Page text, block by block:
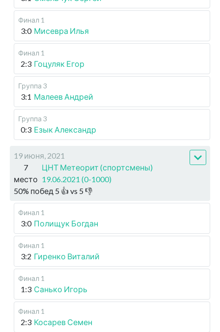
Финал 1
3:0 Мисевра Илья
Финал 1
2:3 Гоцуляк Егор
Группа 3
3:1 Малеев Андрей
Группа 3
0:3 Езык Александр
19 июня, 2021
7
место
ЦНТ Метеорит (спортсмены)
19.06.2021 (0-1000)
50% побед 5 👍 vs 5 👎
Финал 1
3:0 Полищук Богдан
Финал 1
3:2 Гиренко Виталий
Финал 1
1:3 Санько Игорь
Финал 1
2:3 Косарев Семен